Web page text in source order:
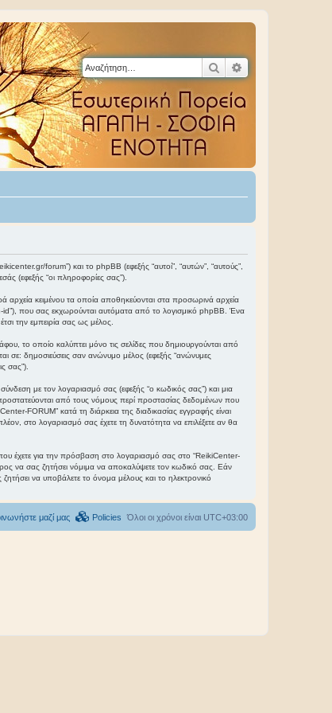
Αναζήτηση
forum”) και το phpBB (εφεξής “αυτοί”, “αυτών”, “αυτούς”,
(εφεξής “οι πληροφορίες σας”).
αρχεία κειμένου τα οποία αποθηκεύονται στα προσωρινά αρχεία
id”), που σας εκχωρούνται αυτόματα από το λογισμικό phpBB. Ένα
την εμπειρία σας ως μέλος.
το οποίο καλύπτει μόνο τις σελίδες που δημιουργούνται από
σε: δημοσιεύσεις σαν ανώνυμο μέλος (εφεξής “ανώνυμες
σας”).
με τον λογαριασμό σας (εφεξής “ο κωδικός σας”) και μια
από τους νόμους περί προστασίας δεδομένων που
FORUM” κατά τη διάρκεια της διαδικασίας εγγραφής είναι
στο λογαριασμό σας έχετε τη δυνατότητα να επιλέξετε αν θα
που έχετε για την πρόσβαση στο λογαριασμό σας στο “ReikiCenter-
να σας ζητήσει νόμιμα να αποκαλύψετε τον κωδικό σας. Εάν
να υποβάλετε το όνομα μέλους και το ηλεκτρονικό
Όλοι οι χρόνοι είναι UTC+03:00
Policies
μαζί μας